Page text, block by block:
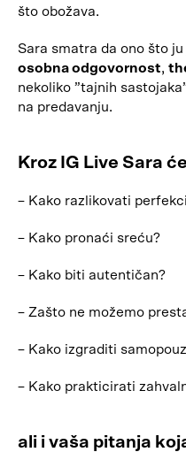
što obožava.
Sara smatra da ono što
osobna odgovornost,
nekoliko ”tajnih
na predavanju.
Kroz IG Live Sara
– Kako razlikovati
– Kako pronaći sreću?
– Kako biti autentičan?
– Zašto ne možemo
– Kako izgraditi
– Kako prakticirati
ali i vaša pitanja